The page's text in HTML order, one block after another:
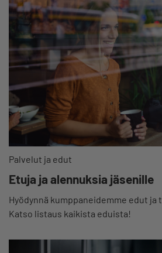
Palvelut ja edut
Etuja ja alennuksia jäsenille
Hyödynnä kumppaneidemme edut ja
Katso listaus kaikista eduista!